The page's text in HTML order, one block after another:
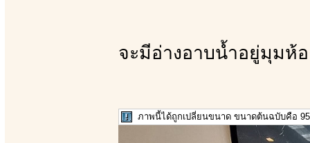
จะมีอ่างอาบน้ำอยู่มุมห้
ภาพนี้ได้ถูกเปลี่ยนขนาด ขนาดต้นฉบับคือ